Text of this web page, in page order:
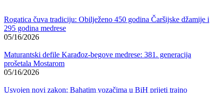
Rogatica čuva tradiciju: Obilježeno 450 godina Čaršijske džamije i
295 godina medrese
05/16/2026
Maturantski defile Karađoz-begove medrese: 381. generacija
prošetala Mostarom
05/16/2026
Usvojen novi zakon: Bahatim vozačima u BiH prijeti trajno